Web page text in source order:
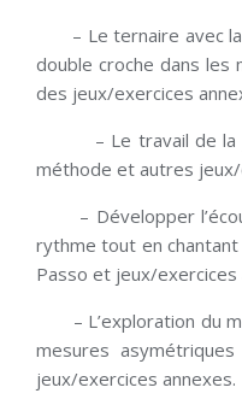
– Le ternaire avec la
double croche dans les
des jeux/exercices
– Le travail de la
méthode et autres
– Développer
rythme tout en
Passo et jeux/exercices
– L’exploration du
mesures
jeux/exercices annexes.